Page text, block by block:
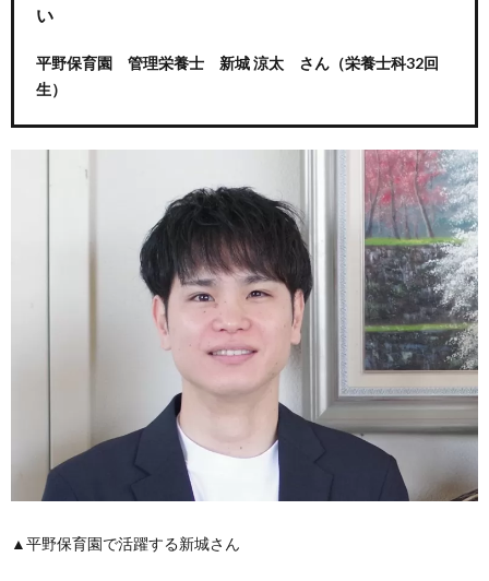
い
平野保育園 管理栄養士 新城 涼太 さん（栄養士科32回
生）
▲平野保育園で活躍する新城さん